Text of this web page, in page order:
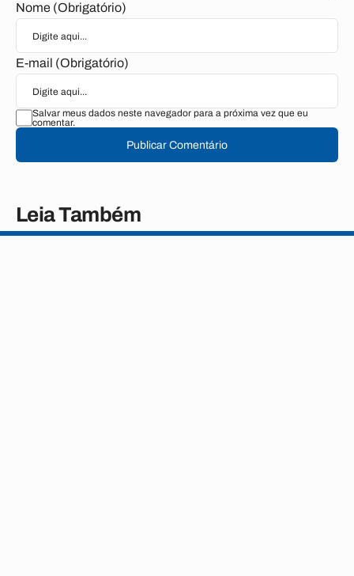
Nome (Obrigatório)
E-mail (Obrigatório)
Salvar meus dados neste navegador para a próxima vez que eu
comentar.
Publicar Comentário
Leia Também